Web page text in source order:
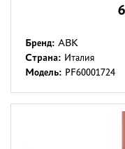
Бренд: ABK
Страна: Италия
Модель: PF60001724